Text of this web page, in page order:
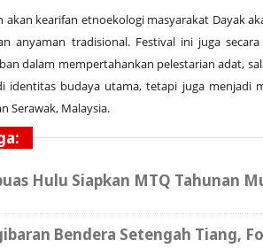
akan kearifan etnoekologi masyarakat Dayak
anyaman tradisional. Festival ini juga
dalam mempertahankan pelestarian adat,
identitas budaya utama, tetapi juga menjadi
Serawak, Malaysia.
Hulu Siapkan MTQ Tahunan
Bendera Setengah Tiang,